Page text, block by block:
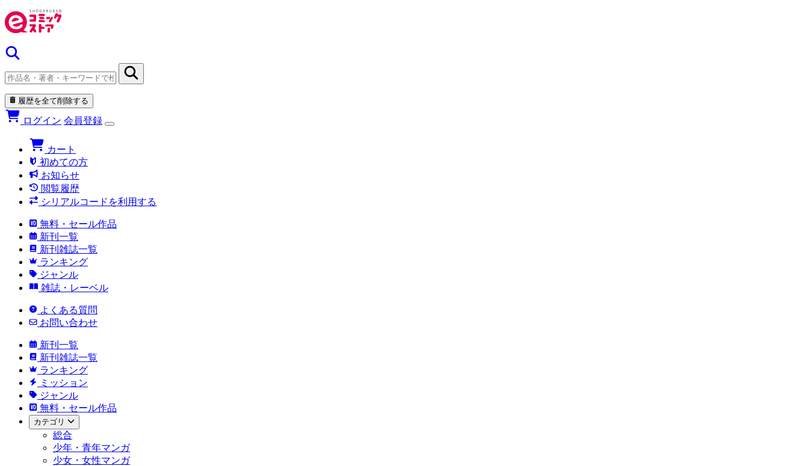
履歴を全て削除する
ログイン 会員登録
カート
初めての方
お知らせ
閲覧履歴
シリアルコードを利用する
無料・セール作品
新刊一覧
新刊雑誌一覧
ランキング
ジャンル
雑誌・レーベル
よくある質問
お問い合わせ
新刊一覧
新刊雑誌一覧
ランキング
ミッション
ジャンル
無料・セール作品
カテゴリ
総合
少年・青年マンガ
少女・女性マンガ